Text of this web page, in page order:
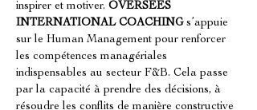
inspirer et motiver. OVERSEES
INTERNATIONAL COACHING s’appuie
sur le Human Management pour renforcer
les compétences managériales
indispensables au secteur F&B. Cela passe
par la capacité à prendre des décisions, à
résoudre les conflits de manière constructive